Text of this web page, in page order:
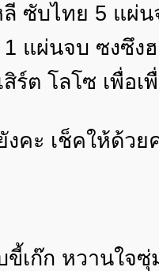
ลี ซับไทย 5 แผ่
แผ่นจบ ซงซึง
ร์ต โลโซ เพื่อเ
คะ เช็คให้ด้ว
ขี้เก๊ก หวานใจ